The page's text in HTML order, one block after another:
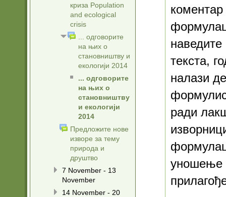
наведите
текста,
налази
ради
уношење
криза Population
and ecological
crisis
... одговорите
на њих о
становништву и
екологији 2014
... одговорите
на њих о
становништву
и екологији
2014
Предложите нове
изворе за тему
природа и
друштво
7 November - 13
November
14 November - 20